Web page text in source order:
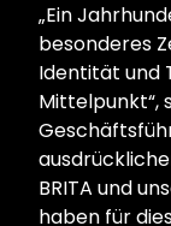
„Ein
besonderes
Identität und
Mittelpunkt“,
BRITA und
haben für